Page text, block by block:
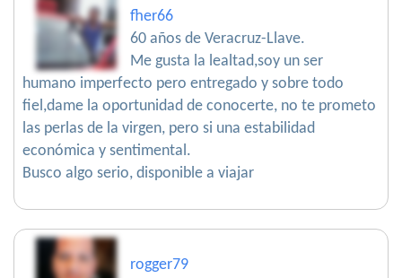
fher66
60 años de Veracruz-Llave.
Me gusta la lealtad,soy un ser
humano imperfecto pero entregado y sobre todo
fiel,dame la oportunidad de conocerte, no te prometo
las perlas de la virgen, pero si una estabilidad
económica y sentimental.
Busco algo serio, disponible a viajar
rogger79